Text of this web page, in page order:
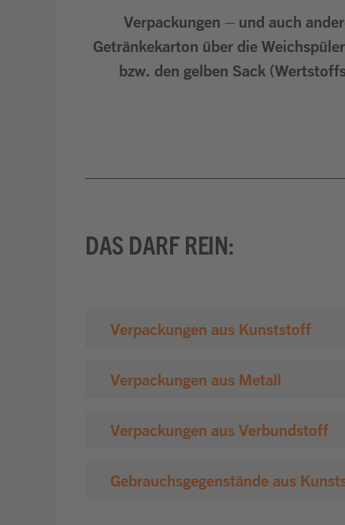
Verpackungen – und auch
Getränkekarton über die
bzw. den gelben Sack
DAS DARF REIN:
Verpackungen aus Kunststoff
Verpackungen aus Metall
Verpackungen aus Verbundstoff
Gebrauchsgegenstände aus